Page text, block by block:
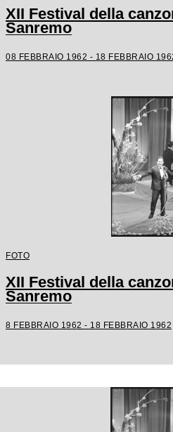
XII Festival della
Sanremo
08 FEBBRAIO 1962 - 18 FEBBRAIO
FOTO
XII Festival della
Sanremo
8 FEBBRAIO 1962 - 18 FEBBRAIO 1962